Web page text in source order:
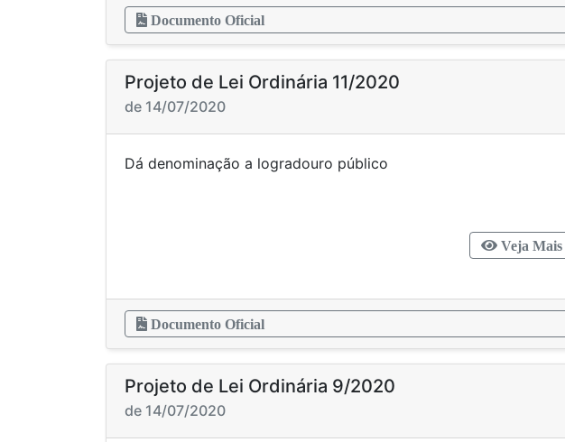
Documento Oficial
Projeto de Lei Ordinária 11/2020
de 14/07/2020
Dá denominação a logradouro público
Veja Mais
Documento Oficial
Projeto de Lei Ordinária 9/2020
de 14/07/2020